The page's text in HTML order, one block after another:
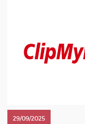
29/09/2025